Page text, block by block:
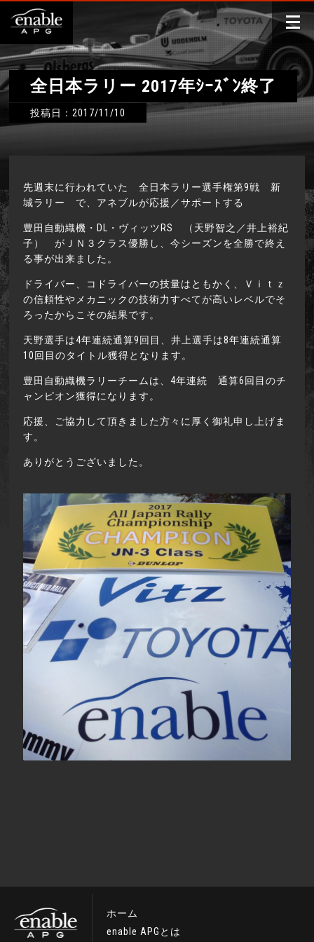
全日本ラリー 2017年ｼｰｽﾞﾝ終了
投稿日：2017/11/10
先週末に行われていた 全日本ラリー選手権第9戦 新
城ラリー で、アネブルが応援／サポートする
豊田自動織機・DL・ヴィッツRS （天野智之／井上裕紀
子） がＪＮ３クラス優勝し、今シーズンを全勝で終え
る事が出来ました。
ドライバー、コドライバーの技量はともかく、Ｖｉｔｚ
の信頼性やメカニックの技術力すべてが高いレベルでそ
ろったからこその結果です。
天野選手は4年連続通算9回目、井上選手は8年連続通算
10回目のタイトル獲得となります。
豊田自動織機ラリーチームは、4年連続 通算6回目のチ
ャンピオン獲得になります。
応援、ご協力して頂きました方々に厚く御礼申し上げま
す。
ありがとうございました。
ホーム
enable APGとは